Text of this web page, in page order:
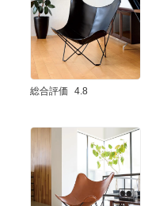
総合評価 4.8